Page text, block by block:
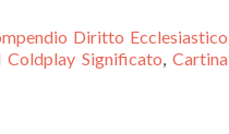
Diritto Ecclesiastico
Significato, Cartina